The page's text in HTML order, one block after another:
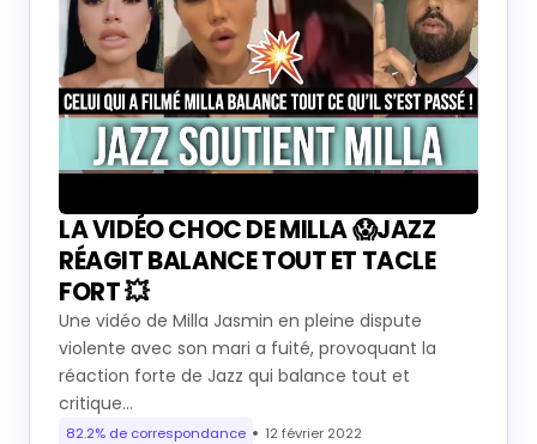
LA VIDÉO CHOC DE MILLA 😱JAZZ
RÉAGIT BALANCE TOUT ET TACLE
FORT 💥
Une vidéo de Milla Jasmin en pleine dispute
violente avec son mari a fuité, provoquant la
réaction forte de Jazz qui balance tout et
critique…
82.2% de correspondance 12 février 2022